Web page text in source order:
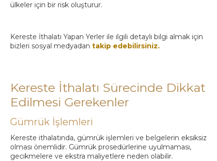
ülkeler için bir risk oluşturur.
Kereste İthalatı Yapan Yerler ile ilgili detaylı bilgi almak için
bizleri sosyal medyadan takip edebilirsiniz.
Kereste İthalatı Sürecinde Dikkat
Edilmesi Gerekenler
Gümrük İşlemleri
Kereste ithalatında, gümrük işlemleri ve belgelerin eksiksiz
olması önemlidir. Gümrük prosedürlerine uyulmaması,
gecikmelere ve ekstra maliyetlere neden olabilir.